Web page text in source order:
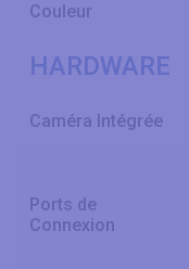
Couleur
HARDWARE
Caméra Intégrée
Ports de
Connexion